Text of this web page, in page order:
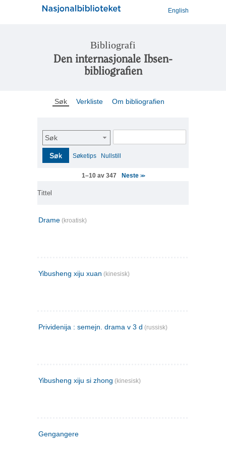
English
Bibliografi
Den internasjonale Ibsen-
bibliografien
Søk Verkliste Om bibliografien
Søk
Søk Søketips Nullstill
1–10 av 347 Neste >>
Tittel
Drame (kroatisk)
Yibusheng xiju xuan (kinesisk)
Prividenija : semejn. drama v 3 d (russisk)
Yibusheng xiju si zhong (kinesisk)
Gengangere